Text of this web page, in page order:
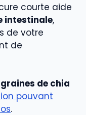
courte aide
intestinale,
de votre
de
graines de chia
pouvant
.